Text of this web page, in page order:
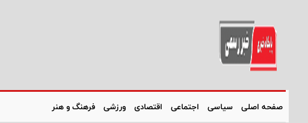
صفحه اصلی سیاسی اجتماعی اقتصادی ورزشی فرهنگ و هنر